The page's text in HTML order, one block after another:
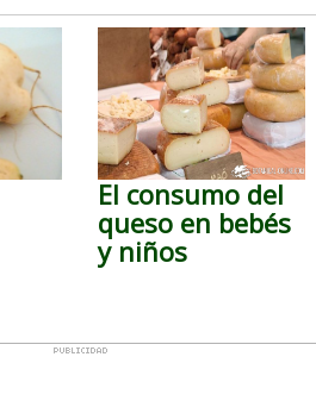
El consumo del
queso en bebés
y niños